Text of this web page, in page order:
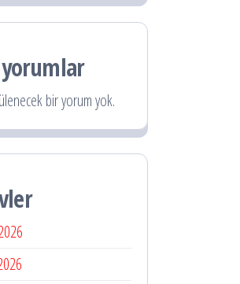
bir yorum yok.